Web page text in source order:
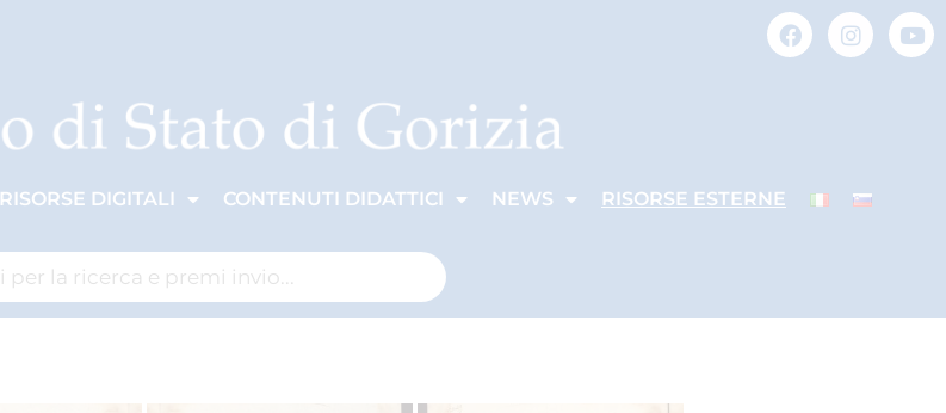
RISORSE DIGITALI CONTENUTI DIDATTICI NEWS RISORSE ESTERNE